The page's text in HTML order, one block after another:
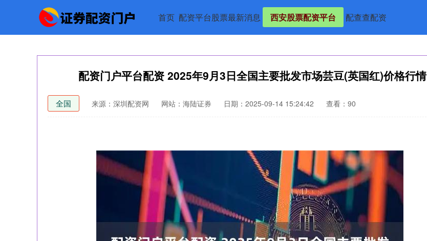
首页 配资平台股票最新消息 西安股票配资平台 配查查配资
配资门户平台配资 2025年9月3日全国主要批发市场芸豆(英国红)价格行情
全国 来源：深圳配资网 网站：海陆证券 日期：2025-09-14 15:24:42 查看：90